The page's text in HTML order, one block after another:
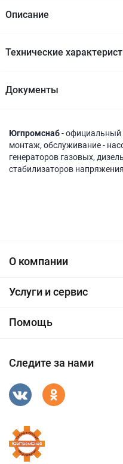
Описание
Технические
Документы
Югпромснаб- официальный
монтаж, обслуживание -
генераторов газовых,
стабилизаторов
О компании
Услуги и сервис
Помощь
Следите за нами